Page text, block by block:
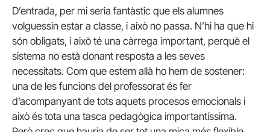
D’entrada, per mi seria fantàstic que els alumnes
volguessin estar a classe, i això no passa. N’hi ha que hi
són obligats, i això té una càrrega important, perquè el
sistema no està donant resposta a les seves
necessitats. Com que estem allà ho hem de sostener:
una de les funcions del professorat és fer
d’acompanyant de tots aquets procesos emocionals i
això és tota una tasca pedagògica importantíssima.